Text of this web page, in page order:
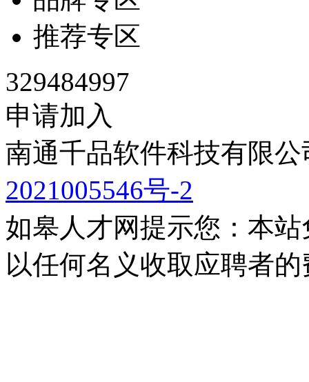
推荐专区
329484997
申请加入
南通千品软件科技有限
2021005546号-2
如皋人才网提示您：本
以任何名义收取应聘者